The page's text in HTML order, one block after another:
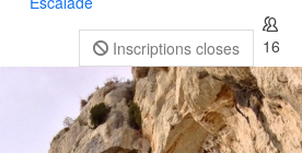
Inscriptions closes 16